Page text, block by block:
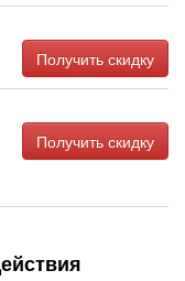
Получить скидку
Получить скидку